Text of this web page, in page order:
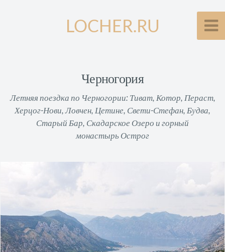
LOCHER.RU
Черногория
Летняя поездка по Черногории: Тиват, Котор, Пераст,
Херцог-Нови, Ловчен, Цетине, Свети-Стефан, Будва,
Старый Бар, Скадарское Озеро и горный
монастырь Острог